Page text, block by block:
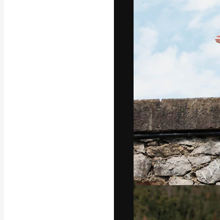
La
migliori lavori.
creativi,
Copyright © 2010-